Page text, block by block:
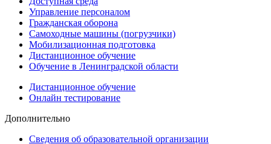
Управление персоналом
Гражданская оборона
Самоходные машины (погрузчики)
Мобилизационная подготовка
Дистанционное обучение
Обучение в Ленинградской области
Дистанционное обучение
Онлайн тестирование
Дополнительно
Сведения об образовательной организации